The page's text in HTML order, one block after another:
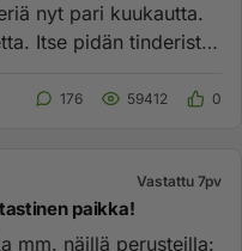
nyt pari kuukautta.
Itse pidän tinderistä.
176 59412 0
Vastattu 7pv
paikka!
mm. näillä perusteilla: